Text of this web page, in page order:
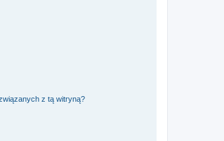
z tą witryną?